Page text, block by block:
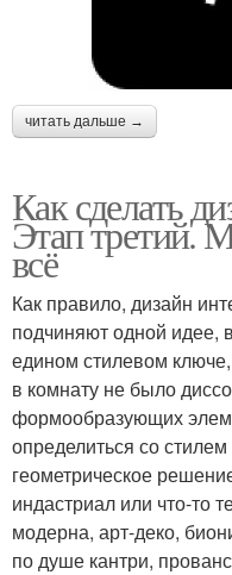
читать дальше →
Как сделать
Этап третий.
всё
Как правило, дизайн
подчиняют одной
едином стилевом
в комнату не было
формообразующих
определиться со
геометрическое
индастриал или что-то
модерна, арт-деко,
по душе кантри,